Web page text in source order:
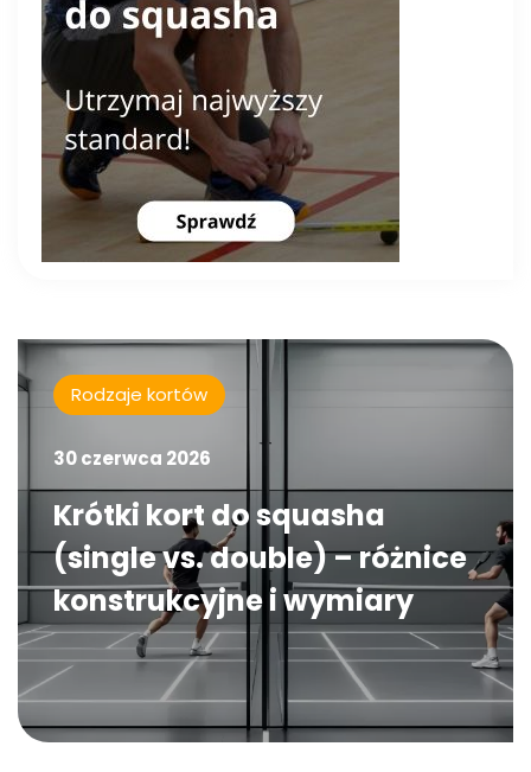
Rodzaje kortów
30 czerwca 2026
Krótki kort do squasha
(single vs. double) – różnice
konstrukcyjne i wymiary